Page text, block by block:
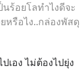
ร้อยโลทำไงดีจะ
หรือไง..กล่องพัสดุ
อง ไม่ต้องไปยุ่ง